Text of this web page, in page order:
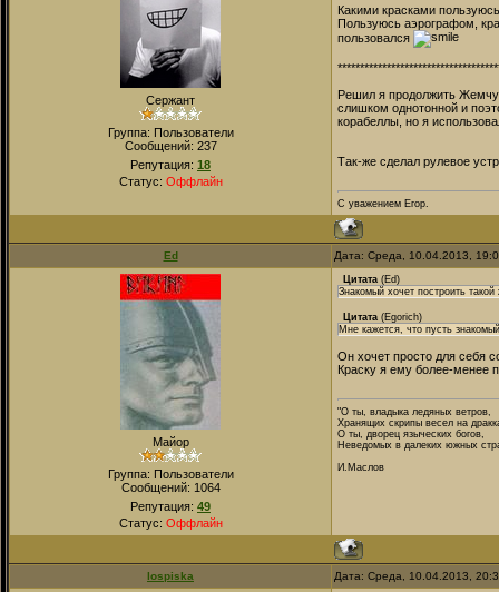
Сержант
Группа: Пользователи
Сообщений: 237
Репутация: 18
Статус: Оффлайн
Какими красками
Пользуюсь аэрографом,
пользовался
Решил я продолжить
слишком однотонной и
корабеллы, но я
Так-же сделал рулевое
С уважением Егор.
Ed Дата: Среда, 10.04.2013,
Майор
Группа: Пользователи
Сообщений: 1064
Репутация: 49
Статус: Оффлайн
Цитата (Ed)
Знакомый хочет построить
Цитата (Egorich)
Мне кажется, что пусть
Он хочет просто для себя
Краску я ему более-менее
"О ты, владыка ледяных ветров,
Хранящих скрипы весел на
О ты, дворец языческих богов,
Неведомых в далеких южных
И.Маслов
lospiska Дата: Среда, 10.04.2013,